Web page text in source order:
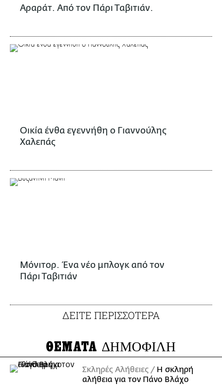
Αραράτ. Από τον Πάρι Ταβιτιάν.
Οικία ένθα εγεννήθη ο Γιαννούλης
Χαλεπάς
Μόνιτορ. Ένα νέο μπλογκ από τον
Πάρι Ταβιτιάν
ΔΕΙΤΕ ΠΕΡΙΣΣΟΤΕΡΑ
ΘΕΜΑΤΑ ΔΗΜΟΦΙΛΗ
Σκληρές Αλήθειες
H σκληρή
αλήθεια για τον Πάνο Βλάχο